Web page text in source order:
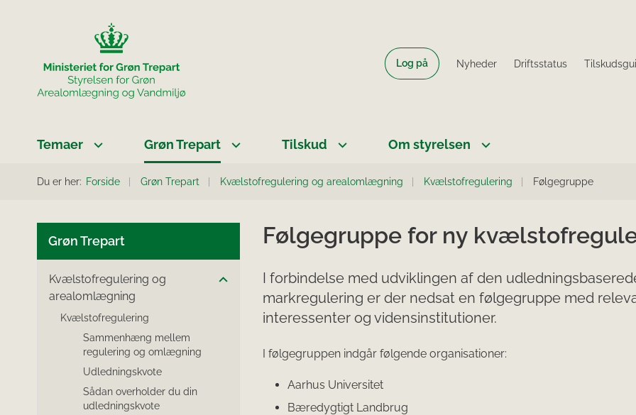
Log på Nyheder Driftsstatus
Temaer Grøn Trepart Tilskud Om styrelsen
Du er her: Forside Grøn Trepart Kvælstofregulering og arealomlægning Kvælstofregulering Følgegruppe
Grøn Trepart
Kvælstofregulering og
arealomlægning
Kvælstofregulering
Sammenhæng mellem
regulering og omlægning
Udledningskvote
Sådan overholder du din
udledningskvote
Følgegruppe for ny
I forbindelse med udviklingen af den
markregulering er der nedsat en følgegruppe med
interessenter og vidensinstitutioner.
I følgegruppen indgår følgende organisationer:
Aarhus Universitet
Bæredygtigt Landbrug